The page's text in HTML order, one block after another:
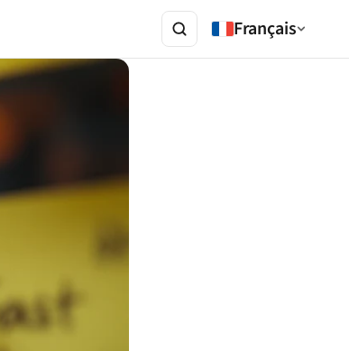
Français